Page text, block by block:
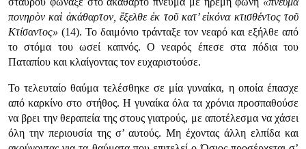
πονηρὸν καὶ ἀκάθαρτον, ἔξελθε ἐκ τοῦ κατ’ εἰκόνα κτισθέντος τοῦ
Κτίσαντος» (14). Το δαιμόνιο τράνταξε τον νεαρό και εξήλθε από
το στόμα του ωσεί καπνός. Ο νεαρός έπεσε στα πόδια του
Παταπίου και κλαίγοντας τον ευχαριστούσε.
Το τελευταίο θαύμα τελέσθηκε σε μία γυναίκα, η οποία έπασχε
από καρκίνο στο στήθος. Η γυναίκα όλα τα χρόνια προσπαθούσε
να βρει την θεραπεία της στους γιατρούς, με αποτέλεσμα να χάσει
όλη την περιουσία της σ’ αυτούς. Μη έχοντας άλλη ελπίδα και